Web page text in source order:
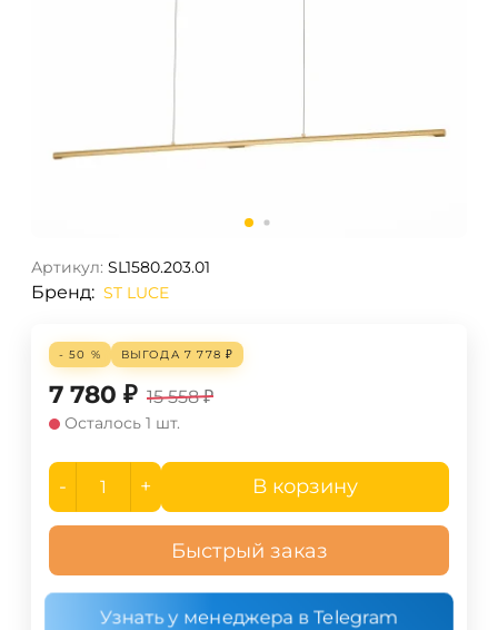
Артикул: SL1580.203.01
Бренд: ST LUCE
- 50 % ВЫГОДА 7 778 ₽
7 780 ₽ 15 558 ₽
Осталось 1 шт.
- + В корзину
Быстрый заказ
Узнать у менеджера в Telegram